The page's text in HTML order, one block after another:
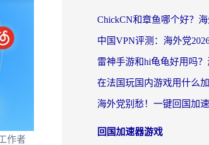
作者
回国加速器游戏